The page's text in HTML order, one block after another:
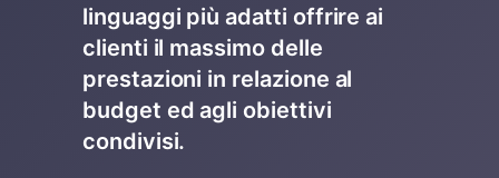
linguaggi più adatti offrire ai
clienti il massimo delle
prestazioni in relazione al
budget ed agli obiettivi
condivisi.